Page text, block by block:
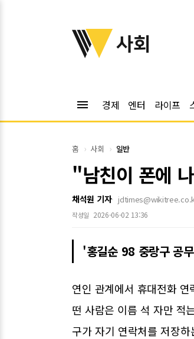
위키트리
사회
menu 경제 엔터 라이프
홈 사회 일반
"남친이 폰에
채석원 기자
작성일 2026-06-02 13:36
'홍길순 98 중랑구 공
연인 관계에서 휴대전화
떤 사람은 이름 석 자만 적
구가 자기 연락처를 저장